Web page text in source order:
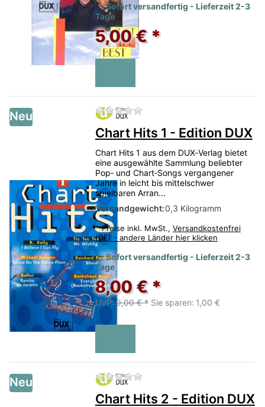
Sofort versandfertig - Lieferzeit 2-3
Tage
5,00 € *
Neu Zu diesem Produkt liegen
Chart Hits 1 - Edition DUX
Chart Hits 1 aus dem DUX‑Verlag bietet
eine ausgewählte Sammlung beliebter
Pop‑ und Chart‑Songs vergangener
Jahre in leicht bis mittelschwer
spielbaren Arran...
Versandgewicht:0,3 Kilogramm
* Preise inkl. MwSt., Versandkostenfrei
(DE) - andere Länder hier klicken
Sofort versandfertig - Lieferzeit 2-3
Tage
8,00 € *
UVP: 9,00 € * Sie sparen: 1,00 €
Neu Zu diesem Produkt liegen
Chart Hits 2 - Edition DUX